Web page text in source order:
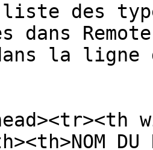
des
dans
la ligne